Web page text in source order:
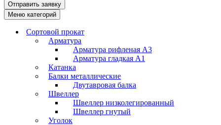
Отправить заявку
Меню категорий
Сортовой прокат
Арматура
Арматура рифленая А3
Арматура гладкая А1
Катанка
Балки металлические
Двутавровая балка
Швеллер
Швеллер низколегированный
Швеллер гнутый
Уголок